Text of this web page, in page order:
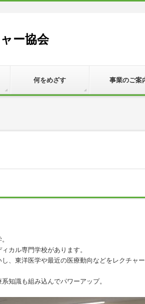
ー協会
何をめざす 事業のご案
カル専門学校があります。
、東洋医学や最近の医療動向などをレクチャ
知識も組み込んでパワーアップ。